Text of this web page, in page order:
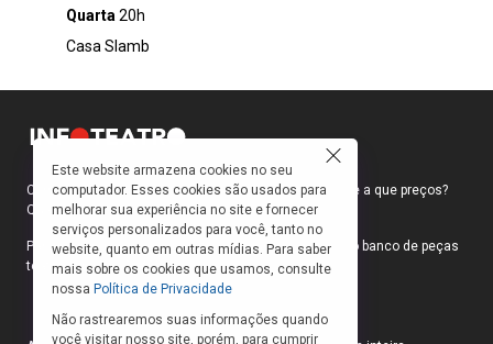
promete o sucesso imediato, tornam-se
Quarta 20h
Casa Slamb
Como faço para ir ao teatro? Onde compro ingressos e a que preços?
Quais peças estão em cartaz?
Para responder a essas e outras perguntas, criamos o banco de peças
teatrais do INFOTEATRO.
Este website armazena cookies no seu
computador. Esses cookies são usados para
melhorar sua experiência no site e fornecer
serviços personalizados para você, tanto no
website, quanto em outras mídias. Para saber
mais sobre os cookies que usamos, consulte
nossa Política de Privacidade
Não rastrearemos suas informações quando
você visitar nosso site, porém, para cumprir